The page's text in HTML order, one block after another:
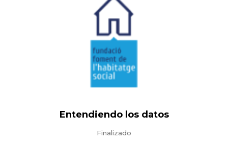
Entendiendo los datos
Finalizado